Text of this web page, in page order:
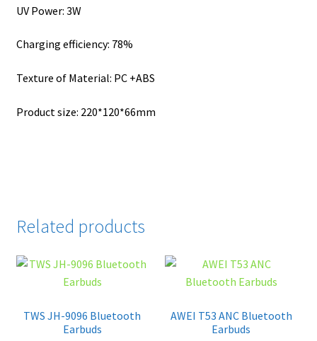
UV Power: 3W
Charging efficiency: 78%
Texture of Material: PC +ABS
Product size: 220*120*66mm
Related products
TWS JH-9096 Bluetooth
Earbuds
AWEI T53 ANC Bluetooth
Earbuds